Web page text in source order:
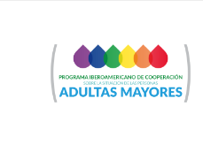
contenido